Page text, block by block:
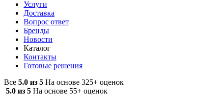
Услуги
Доставка
Вопрос ответ
Бренды
Новости
Каталог
Контакты
Готовые решения
Все 5.0 из 5 На основе 325+ оценок
5.0 из 5 На основе 55+ оценок